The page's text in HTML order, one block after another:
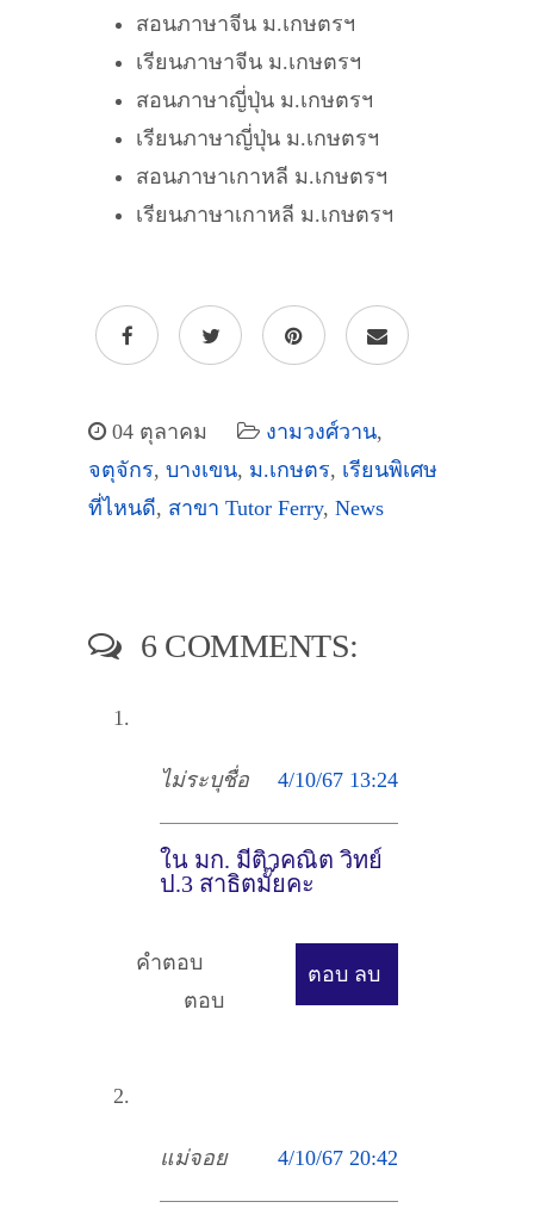
สอนภาษาจีน ม.เกษตรฯ
เรียนภาษาจีน ม.เกษตรฯ
สอนภาษาญี่ปุ่น ม.เกษตรฯ
เรียนภาษาญี่ปุ่น ม.เกษตรฯ
สอนภาษาเกาหลี ม.เกษตรฯ
เรียนภาษาเกาหลี ม.เกษตรฯ
04 ตุลาคม งามวงศ์วาน,
จตุจักร, บางเขน, ม.เกษตร, เรียนพิเศษ
ที่ไหนดี, สาขา Tutor Ferry, News
6 COMMENTS:
ไม่ระบุชื่อ 4/10/67 13:24
ใน มก. มีติวคณิต วิทย์
ป.3 สาธิตมั๊ยคะ
ตอบ ลบ
คำตอบ
ตอบ
แม่จอย 4/10/67 20:42